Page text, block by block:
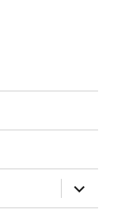
위
메